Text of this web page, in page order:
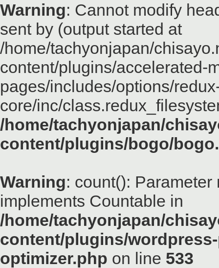
Warning: Cannot modify
sent by (output started at
/home/tachyonjapan/
content/plugins/accelerated-
pages/includes/options/
core/inc/
/home/tachyonjapan/
content/plugins/bogo/
Warning: count():
implements Countable in
/home/tachyonjapan/
content/plugins/
optimizer.php on line 533